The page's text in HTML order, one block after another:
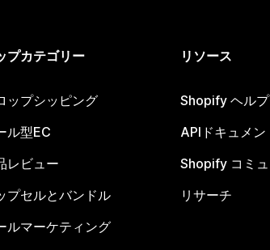
プカテゴリー
ップシッピング
ル型EC
レビュー
プセルとバンドル
ルマーケティング
リソース
Shopify ヘル
APIドキュメン
Shopify コミュ
リサーチ